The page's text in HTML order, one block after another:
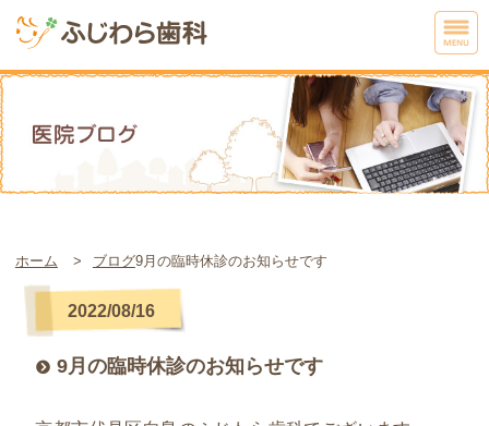
ホーム ブログ9月の臨時休診のお知らせです
2022/08/16
9月の臨時休診のお知らせです